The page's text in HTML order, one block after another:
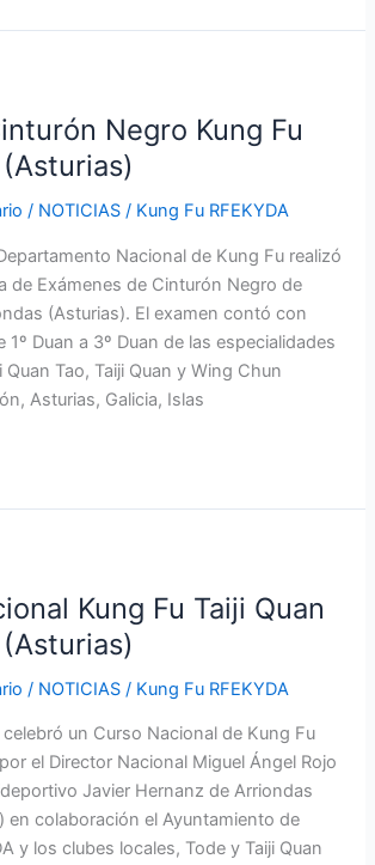
Negro Kung Fu
/ NOTICIAS / Kung Fu RFEKYDA
Nacional de Kung Fu realizó
de Exámenes de Cinturón Negro de
(Asturias). El examen contó con
Duan a 3º Duan de las especialidades
Tao, Taiji Quan y Wing Chun
Asturias, Galicia, Islas
Kung Fu Taiji Quan
/ NOTICIAS / Kung Fu RFEKYDA
un Curso Nacional de Kung Fu
el Director Nacional Miguel Ángel Rojo
Javier Hernanz de Arriondas
en colaboración el Ayuntamiento de
y los clubes locales, Tode y Taiji Quan